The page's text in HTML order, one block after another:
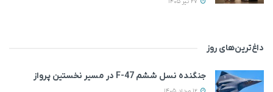
داغ‌ترین‌های روز
جنگنده نسل ششم F-47 در مسیر نخستین پرواز